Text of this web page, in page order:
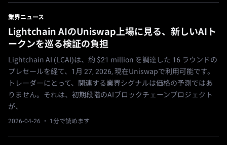
業界ニュース
Lightchain AIのUniswap上場に見る、新しいAIト
ークンを巡る検証の負担
Lightchain AI (LCAI)は、約 $21 million を調達した 16 ラウンドの
プレセールを経て、1月 27, 2026, 現在Uniswapで利用可能です。
トレーダーにとって、関連する業界シグナルは価格の予測ではあ
りません。それは、初期段階のAIブロックチェーンプロジェクト
が、
2026-04-26 · 1分で読めます